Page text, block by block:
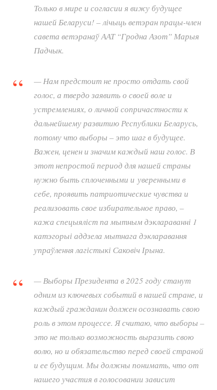
Только в мире и согласии я вижу будущее
нашей Беларуси! – лічыць ветэран працы-член
савета ветэранаў ААТ “Гродна Азот” Марыя
Падчык.
— Нам предстоит не просто отдать свой
голос, а твердо заявить о своей воле и
устремлениях, о личной сопричастности к
дальнейшему развитию Республики Беларусь,
потому что выборы – это шаг в будущее.
Важен, ценен и значим каждый наш голос. В
этот непростой период для нашей страны
нужно быть сплоченными и уверенными в
себе, проявить патриотические чувства и
реализовать свое избирательное право, –
кажа спецыяліст па мытным дэклараванні 1
катэгорыі аддзела мытнага дэкларавання
упраўлення лагістыкі Саковіч Ірына.
— Выборы Президента в 2025 году станут
одним из ключевых событий в нашей стране, и
каждый гражданин должен осознавать свою
роль в этом процессе. Я считаю, что выборы –
это не только возможность выразить свою
волю, но и обязательство перед своей страной
и ее будущим. Мы должны понимать, что от
нашего участия в голосовании зависит